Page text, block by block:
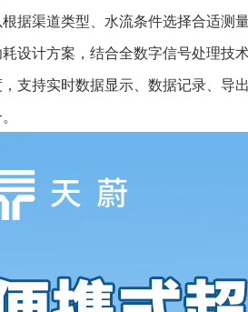
据渠道类型、水流条件选择合适测量
设计方案，结合全数字信号处理技
支持实时数据显示、数据记录、导